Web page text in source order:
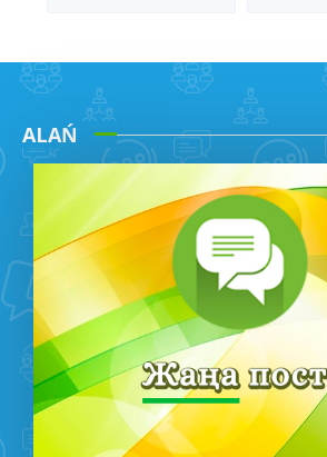
Әдебиет және
лингвистика
Әскери іс
ALAŃ